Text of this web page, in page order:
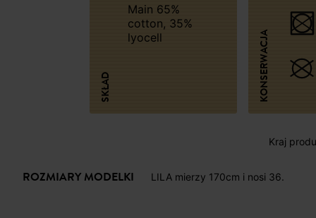
SKŁAD
Main 65%
cotton, 35%
lyocell
KONSERWACJA
Kraj
ROZMIARY MODELKI LILA mierzy 170cm i nosi 36.